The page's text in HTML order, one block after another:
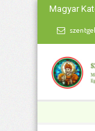
Magyar